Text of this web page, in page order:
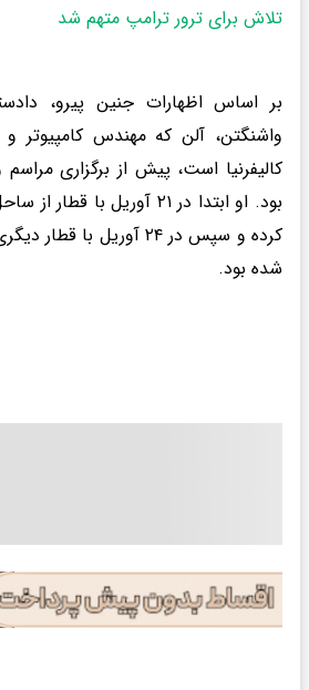
تلاش برای ترور ترامپ متهم شد
بر اساس اظهارات جنین پیرو،
واشنگتن، آلن که مهندس کامپیوتر
کالیفرنیا است، پیش از برگزاری
بود. او ابتدا در ۲۱ آوریل
کرده و سپس در ۲۴ آوریل
شده بود.